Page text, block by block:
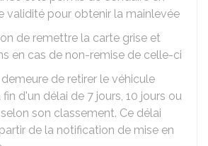
validité pour obtenir la mainlevée
de remettre la carte grise et
en cas de non-remise de celle-ci
demeure de retirer le véhicule
d'un délai de 7 jours, 10 jours ou
son classement. Ce délai
de la notification de mise en